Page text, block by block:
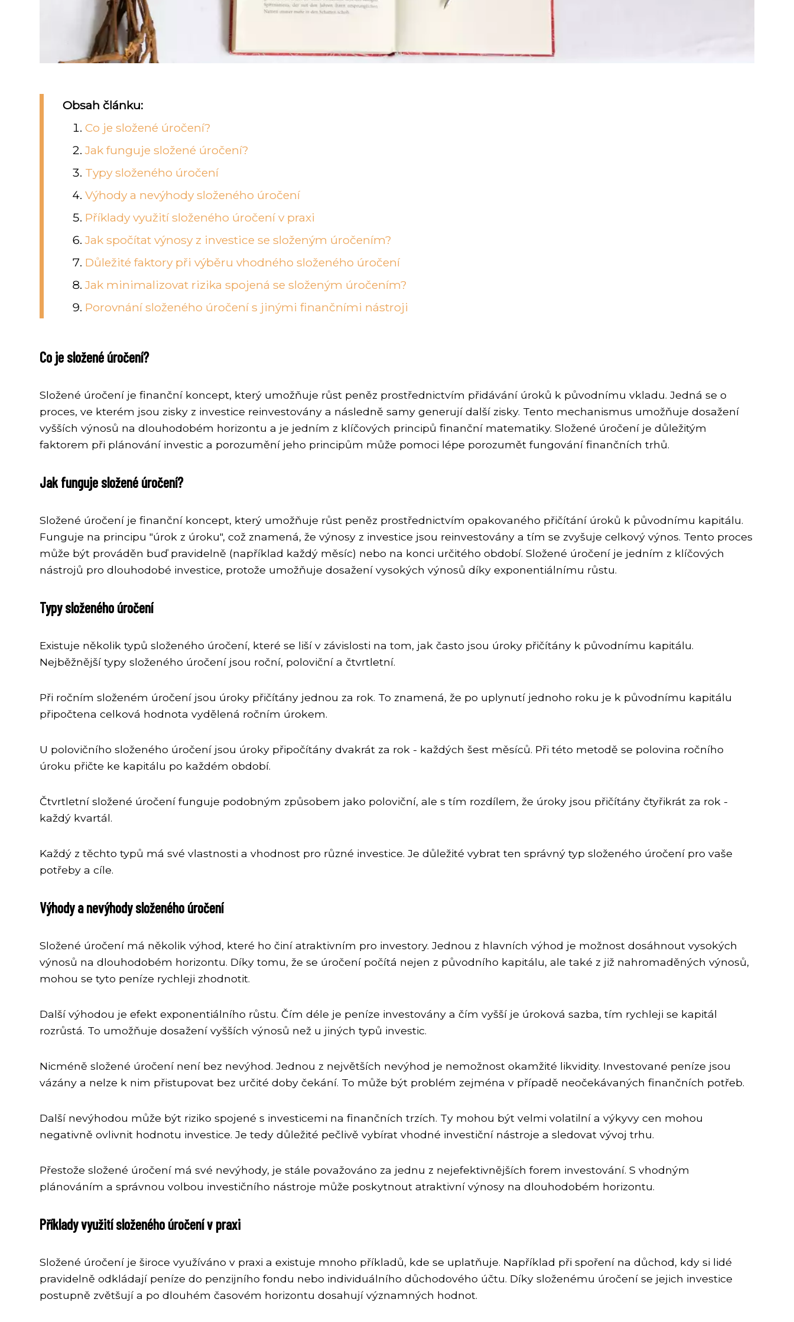
Obsah článku:
Co je složené úročení?
Jak funguje složené úročení?
Typy složeného úročení
Výhody a nevýhody složeného úročení
Příklady využití složeného úročení v praxi
Jak spočítat výnosy z investice se složeným úročením?
Důležité faktory při výběru vhodného složeného úročení
Jak minimalizovat rizika spojená se složeným úročením?
Porovnání složeného úročení s jinými finančními nástroji
Co je složené úročení?
Složené úročení je finanční koncept, který umožňuje růst peněz prostřednictvím přidávání úroků k původnímu vkladu. Jedná se o
proces, ve kterém jsou zisky z investice reinvestovány a následně samy generují další zisky. Tento mechanismus umožňuje dosažení
vyšších výnosů na dlouhodobém horizontu a je jedním z klíčových principů finanční matematiky. Složené úročení je důležitým
faktorem při plánování investic a porozumění jeho principům může pomoci lépe porozumět fungování finančních trhů.
Jak funguje složené úročení?
Složené úročení je finanční koncept, který umožňuje růst peněz prostřednictvím opakovaného přičítání úroků k původnímu kapitálu.
Funguje na principu "úrok z úroku", což znamená, že výnosy z investice jsou reinvestovány a tím se zvyšuje celkový výnos. Tento proces
může být prováděn buď pravidelně (například každý měsíc) nebo na konci určitého období. Složené úročení je jedním z klíčových
nástrojů pro dlouhodobé investice, protože umožňuje dosažení vysokých výnosů díky exponentiálnímu růstu.
Typy složeného úročení
Existuje několik typů složeného úročení, které se liší v závislosti na tom, jak často jsou úroky přičítány k původnímu kapitálu.
Nejběžnější typy složeného úročení jsou roční, poloviční a čtvrtletní.
Při ročním složeném úročení jsou úroky přičítány jednou za rok. To znamená, že po uplynutí jednoho roku je k původnímu kapitálu
připočtena celková hodnota vydělená ročním úrokem.
U polovičního složeného úročení jsou úroky připočítány dvakrát za rok - každých šest měsíců. Při této metodě se polovina ročního
úroku přičte ke kapitálu po každém období.
Čtvrtletní složené úročení funguje podobným způsobem jako poloviční, ale s tím rozdílem, že úroky jsou přičítány čtyřikrát za rok -
každý kvartál.
Každý z těchto typů má své vlastnosti a vhodnost pro různé investice. Je důležité vybrat ten správný typ složeného úročení pro vaše
potřeby a cíle.
Výhody a nevýhody složeného úročení
Složené úročení má několik výhod, které ho činí atraktivním pro investory. Jednou z hlavních výhod je možnost dosáhnout vysokých
výnosů na dlouhodobém horizontu. Díky tomu, že se úročení počítá nejen z původního kapitálu, ale také z již nahromaděných výnosů,
mohou se tyto peníze rychleji zhodnotit.
Další výhodou je efekt exponentiálního růstu. Čím déle je peníze investovány a čím vyšší je úroková sazba, tím rychleji se kapitál
rozrůstá. To umožňuje dosažení vyšších výnosů než u jiných typů investic.
Nicméně složené úročení není bez nevýhod. Jednou z největších nevýhod je nemožnost okamžité likvidity. Investované peníze jsou
vázány a nelze k nim přistupovat bez určité doby čekání. To může být problém zejména v případě neočekávaných finančních potřeb.
Další nevýhodou může být riziko spojené s investicemi na finančních trzích. Ty mohou být velmi volatilní a výkyvy cen mohou
negativně ovlivnit hodnotu investice. Je tedy důležité pečlivě vybírat vhodné investiční nástroje a sledovat vývoj trhu.
Přestože složené úročení má své nevýhody, je stále považováno za jednu z nejefektivnějších forem investování. S vhodným
plánováním a správnou volbou investičního nástroje může poskytnout atraktivní výnosy na dlouhodobém horizontu.
Příklady využití složeného úročení v praxi
Složené úročení je široce využíváno v praxi a existuje mnoho příkladů, kde se uplatňuje. Například při spoření na důchod, kdy si lidé
pravidelně odkládají peníze do penzijního fondu nebo individuálního důchodového účtu. Díky složenému úročení se jejich investice
postupně zvětšují a po dlouhém časovém horizontu dosahují významných hodnot.